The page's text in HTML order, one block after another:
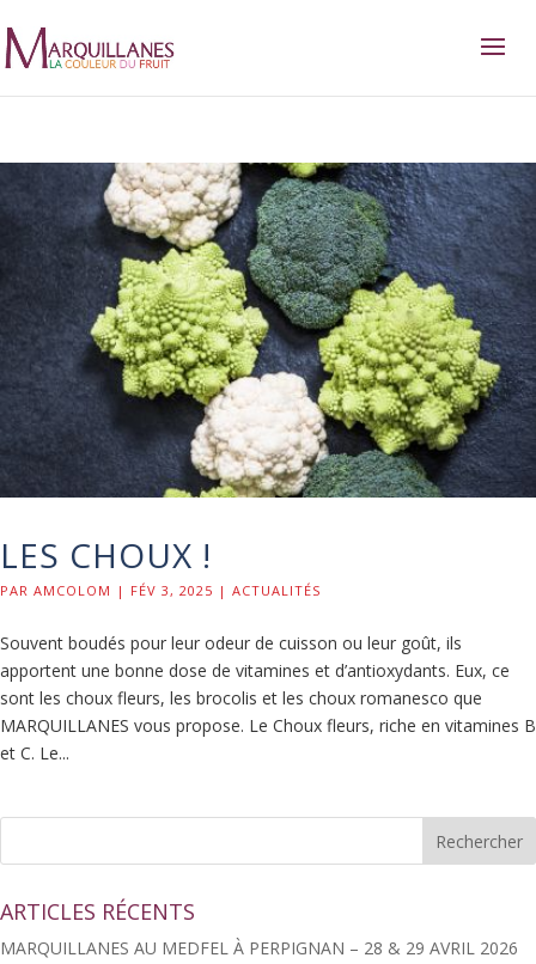
LES CHOUX !
PAR AMCOLOM | FÉV 3, 2025 | ACTUALITÉS
Souvent boudés pour leur odeur de cuisson ou leur goût, ils
apportent une bonne dose de vitamines et d’antioxydants. Eux, ce
sont les choux fleurs, les brocolis et les choux romanesco que
MARQUILLANES vous propose. Le Choux fleurs, riche en vitamines B
et C. Le...
ARTICLES RÉCENTS
MARQUILLANES AU MEDFEL À PERPIGNAN – 28 & 29 AVRIL 2026